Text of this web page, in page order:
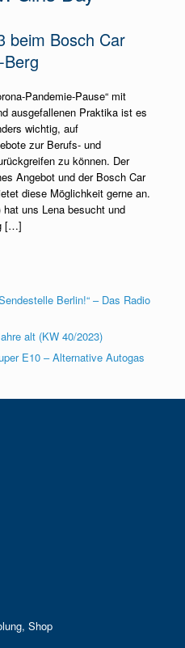
beim Bosch Car
Pandemie-Pause“ mit
ausgefallenen Praktika ist es
wichtig, auf
zur Berufs- und
zu können. Der
Angebot und der Bosch Car
diese Möglichkeit gerne an.
uns Lena besucht und
[…]
Berlin!“ – Das Radio
alt (KW 40/2023)
E10 – Alternative Autogas
Shop